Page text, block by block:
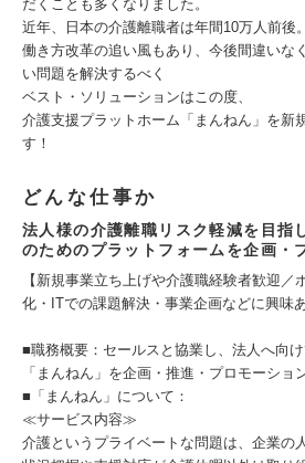
だくことも多くなりました。
近年、日本の介護離職者は年間10万人前後。
働き方改革の追い風もあり、今後間違いな
い問題を解決するべく
ベスト・ソリューションはこの度、
介護支援プラットホーム「まんねん」を新
す！
どんな仕事か
法人様の介護離職リスク軽減を目指
のためのプラットフォームを企画・
【新規事業立ち上げや介護職経験者歓迎／
化・ITでの課題解決・事業企画などに興味
■職務概要：セールスと協業し、法人へ向
「まんねん」を企画・推進・プロモーショ
■「まんねん」について：
≪サービス内容≫
介護というプライベートな問題は、企業の